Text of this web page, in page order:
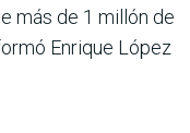
más de 1 millón de
Enrique López